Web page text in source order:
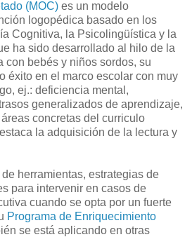
(MOC) es un modelo
logopédica basado en los
Cognitiva, la Psicolingüística y la
ha sido desarrollado al hilo de la
con bebés y niños sordos, su
éxito en el marco escolar con muy
ej.: deficiencia mental,
generalizados de aprendizaje,
concretas del curriculo
la adquisición de la lectura y
herramientas, estrategias de
para intervenir en casos de
cuando se opta por un fuerte
Programa de Enriquecimiento
se está aplicando en otras